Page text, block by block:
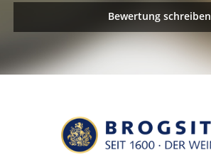
Bewertung schreiben